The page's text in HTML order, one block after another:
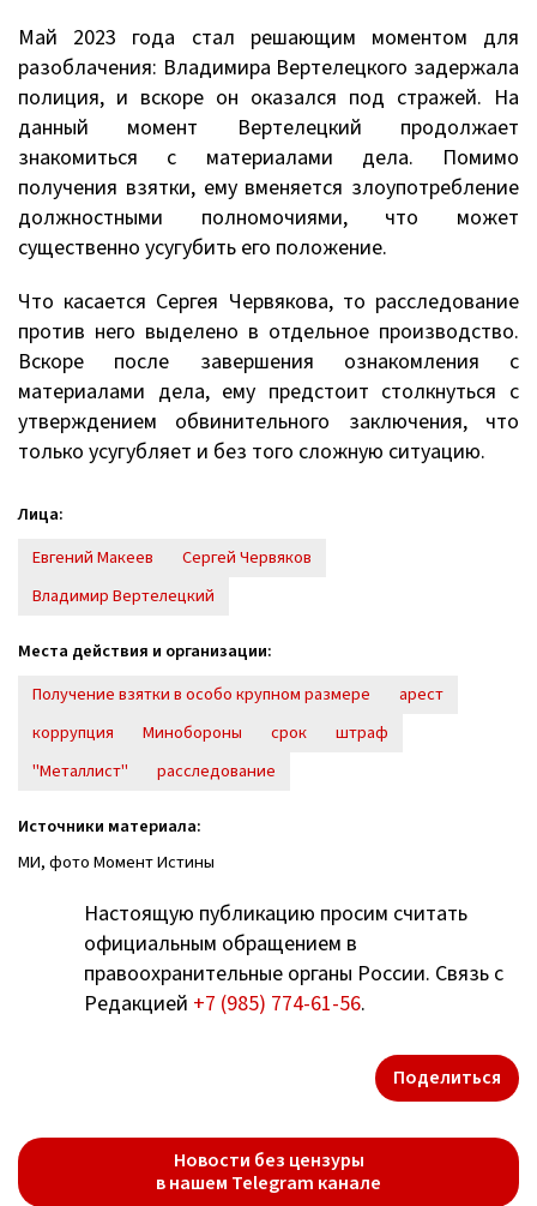
Май 2023 года стал решающим моментом для
разоблачения: Владимира Вертелецкого задержала
полиция, и вскоре он оказался под стражей. На
данный момент Вертелецкий продолжает
знакомиться с материалами дела. Помимо
получения взятки, ему вменяется злоупотребление
должностными полномочиями, что может
существенно усугубить его положение.
Что касается Сергея Червякова, то расследование
против него выделено в отдельное производство.
Вскоре после завершения ознакомления с
материалами дела, ему предстоит столкнуться с
утверждением обвинительного заключения, что
только усугубляет и без того сложную ситуацию.
Лица:
Евгений Макеев
Сергей Червяков
Владимир Вертелецкий
Места действия и организации:
Получение взятки в особо крупном размере
арест
коррупция
Минобороны срок
штраф
"Металлист"
расследование
Источники материала:
МИ, фото Момент Истины
Настоящую публикацию просим считать
официальным обращением в
правоохранительные органы России. Связь с
Редакцией +7 (985) 774-61-56.
Поделиться
Новости без цензуры
в нашем Telegram канале